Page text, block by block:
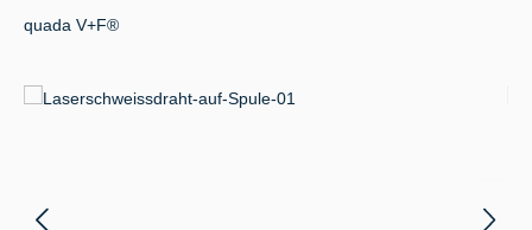
quada V+F®
Bildergalerie überspringen